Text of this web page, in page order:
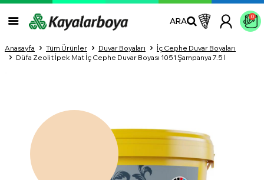
ARA 0
Anasayfa Tüm Ürünler Duvar Boyaları
İç Cephe Duvar Boyaları
Düfa Zeolit İpek Mat İç Cephe Duvar Boyası 1051 Şampanya 7.5 l